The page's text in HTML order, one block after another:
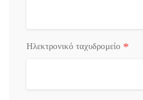
Ηλεκτρονικό ταχυδρομείο *